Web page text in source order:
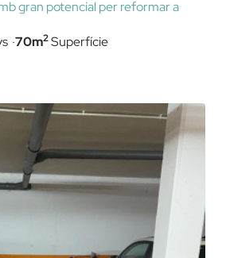
gran potencial per reformar a
70m2Superfície